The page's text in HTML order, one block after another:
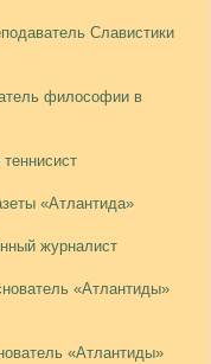
Славистики
философии в
«Атлантида»
журналист
«Атлантиды»
«Атлантиды»